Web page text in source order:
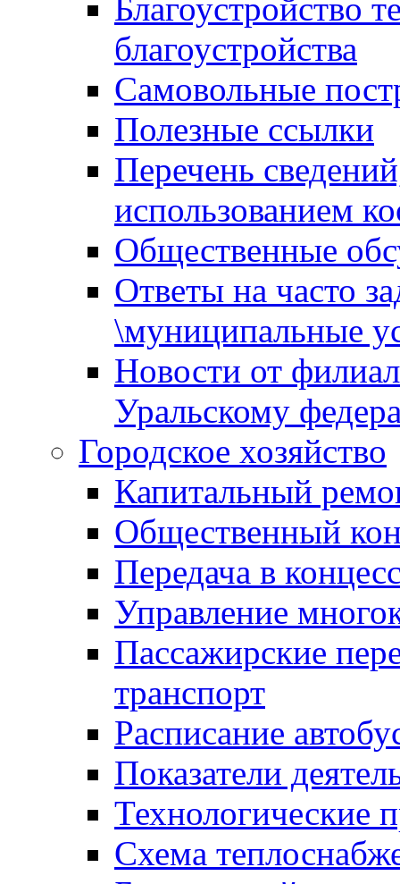
Благоустройство
благоустройства
Самовольные
Полезные ссылки
Перечень
использованием
Общественные
Ответы на часто
\муниципальные
Новости от
Уральскому
Городское хозяйство
Капитальный
Общественный
Передача в
Управление
Пассажирские
транспорт
Расписание
Показатели
Технологические
Схема